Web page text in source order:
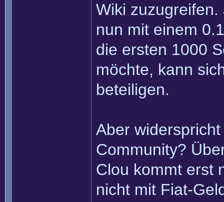
Wiki
nun mit einem
die ersten 1000
möchte, kann
beteiligen.
Aber
Community?
Clou kommt erst
nicht mit Fiat-